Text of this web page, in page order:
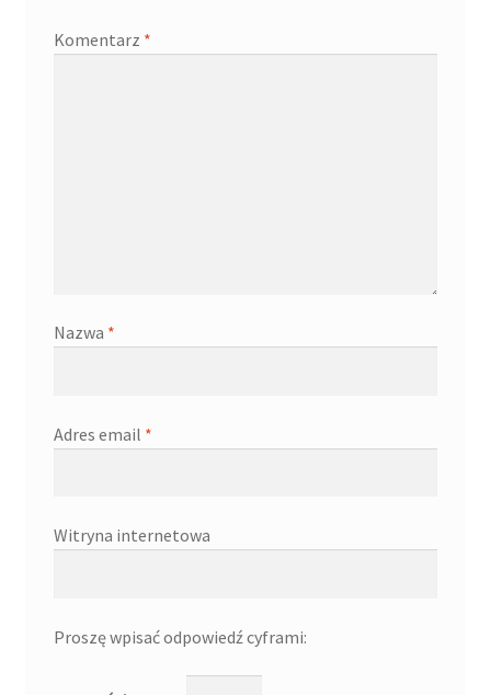
Komentarz *
Nazwa *
Adres email *
Witryna internetowa
Proszę wpisać odpowiedź cyframi: